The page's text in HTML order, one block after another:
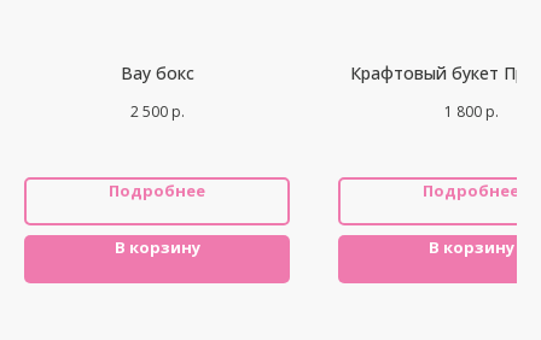
Вау бокс
2 500 р.
Подробнее
В корзину
Крафтовый букет
1 800 р.
Подробнее
В корзину